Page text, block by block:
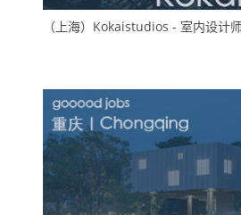
（上海）Kokaistudios - 室内设计